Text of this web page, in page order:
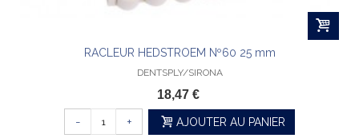
RACLEUR HEDSTROEM Nº60 25 mm
DENTSPLY/SIRONA
18,47 €
- + AJOUTER AU PANIER